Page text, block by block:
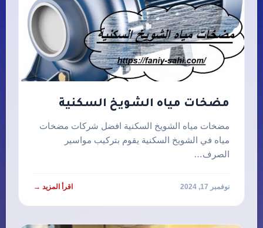
مضخات مياه الشويخ السكنية
مضخات مياه الشويخ السكنية افضل شركات مضخات
مياه في الشويخ السكنية يقوم بتركيب مواسير
الصرف…
نوفمبر 17, 2024 اقرأ المزيد →